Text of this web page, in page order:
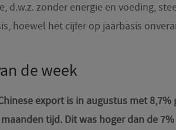
d.w.z. zonder energie en voeding,
hoewel het cijfer op jaarbasis
de week
export is in augustus met
tijd. Dit was hoger dan de